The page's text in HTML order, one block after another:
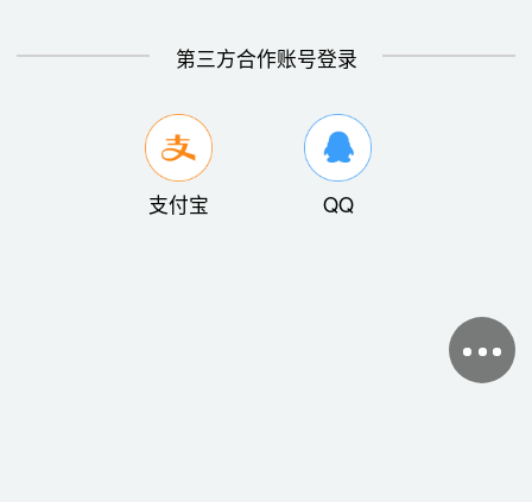
第三方合作账号登录
支付宝 QQ